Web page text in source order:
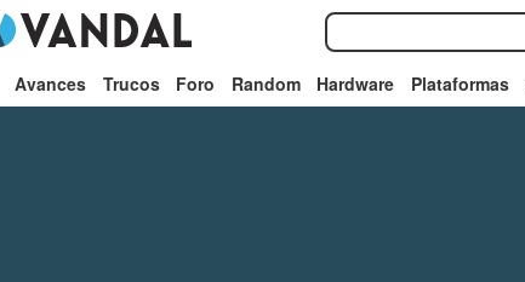
Avances Trucos Foro Random Hardware Plataformas